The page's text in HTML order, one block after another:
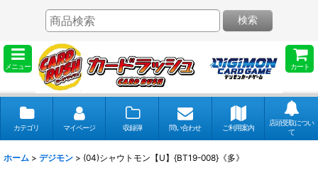
メニュー カート
検索
カテゴリ マイページ 収録弾 問い合わせ ご利用案内
店頭受取につい
て
ホーム > デジモン > (04)シャウトモン【U】{BT19-008}《多》